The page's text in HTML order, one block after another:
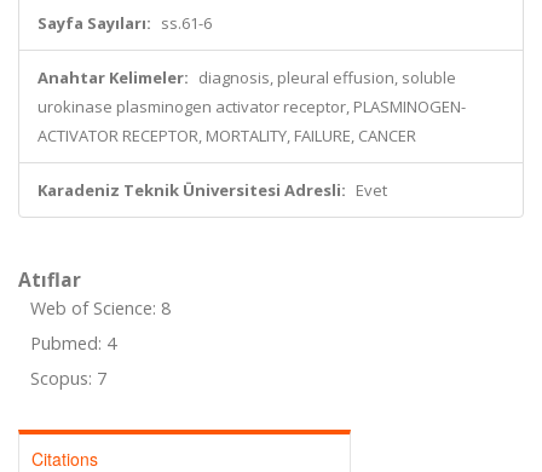
Sayfa Sayıları: ss.61-6
Anahtar Kelimeler: diagnosis, pleural effusion, soluble
urokinase plasminogen activator receptor, PLASMINOGEN-
ACTIVATOR RECEPTOR, MORTALITY, FAILURE, CANCER
Karadeniz Teknik Üniversitesi Adresli: Evet
Atıflar
Web of Science: 8
Pubmed: 4
Scopus: 7
Citations